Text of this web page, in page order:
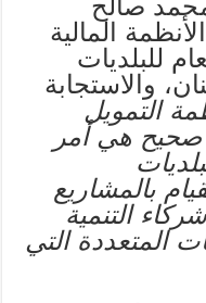
المالية
للبلديات
والاستجابة
التمويل
صحيح هي أمر
بالمشاريع
التنمية
المتعددة التي